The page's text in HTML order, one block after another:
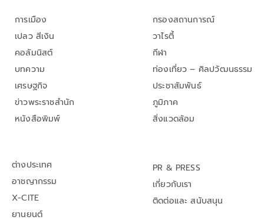
การเมือง
เปลว สีเงิน
คอลัมนิสต์
บทความ
เศรษฐกิจ
ข่าวพระราชสำนัก
หนังสือพิมพ์
กรองสถานการณ์
วาไรตี้
กีฬา
ท่องเที่ยว – ศิลปวัฒนธรรม
ประชาสัมพันธ์
ภูมิภาค
สิ่งแวดล้อม
ต่างประเทศ
อาชญากรรม
X-CITE
ยานยนต์
PR & PRESS
เกี่ยวกับเรา
ติดต่อและ สนับสนุน